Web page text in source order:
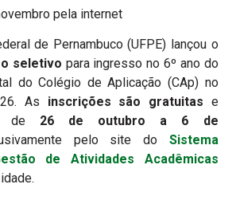
pela internet
de Pernambuco (UFPE) lançou o
seletivo para ingresso no 6º ano do
do Colégio de Aplicação (CAp) no
As inscrições são gratuitas e
de 26 de outubro a 6 de
pelo site do Sistema
de Atividades Acadêmicas